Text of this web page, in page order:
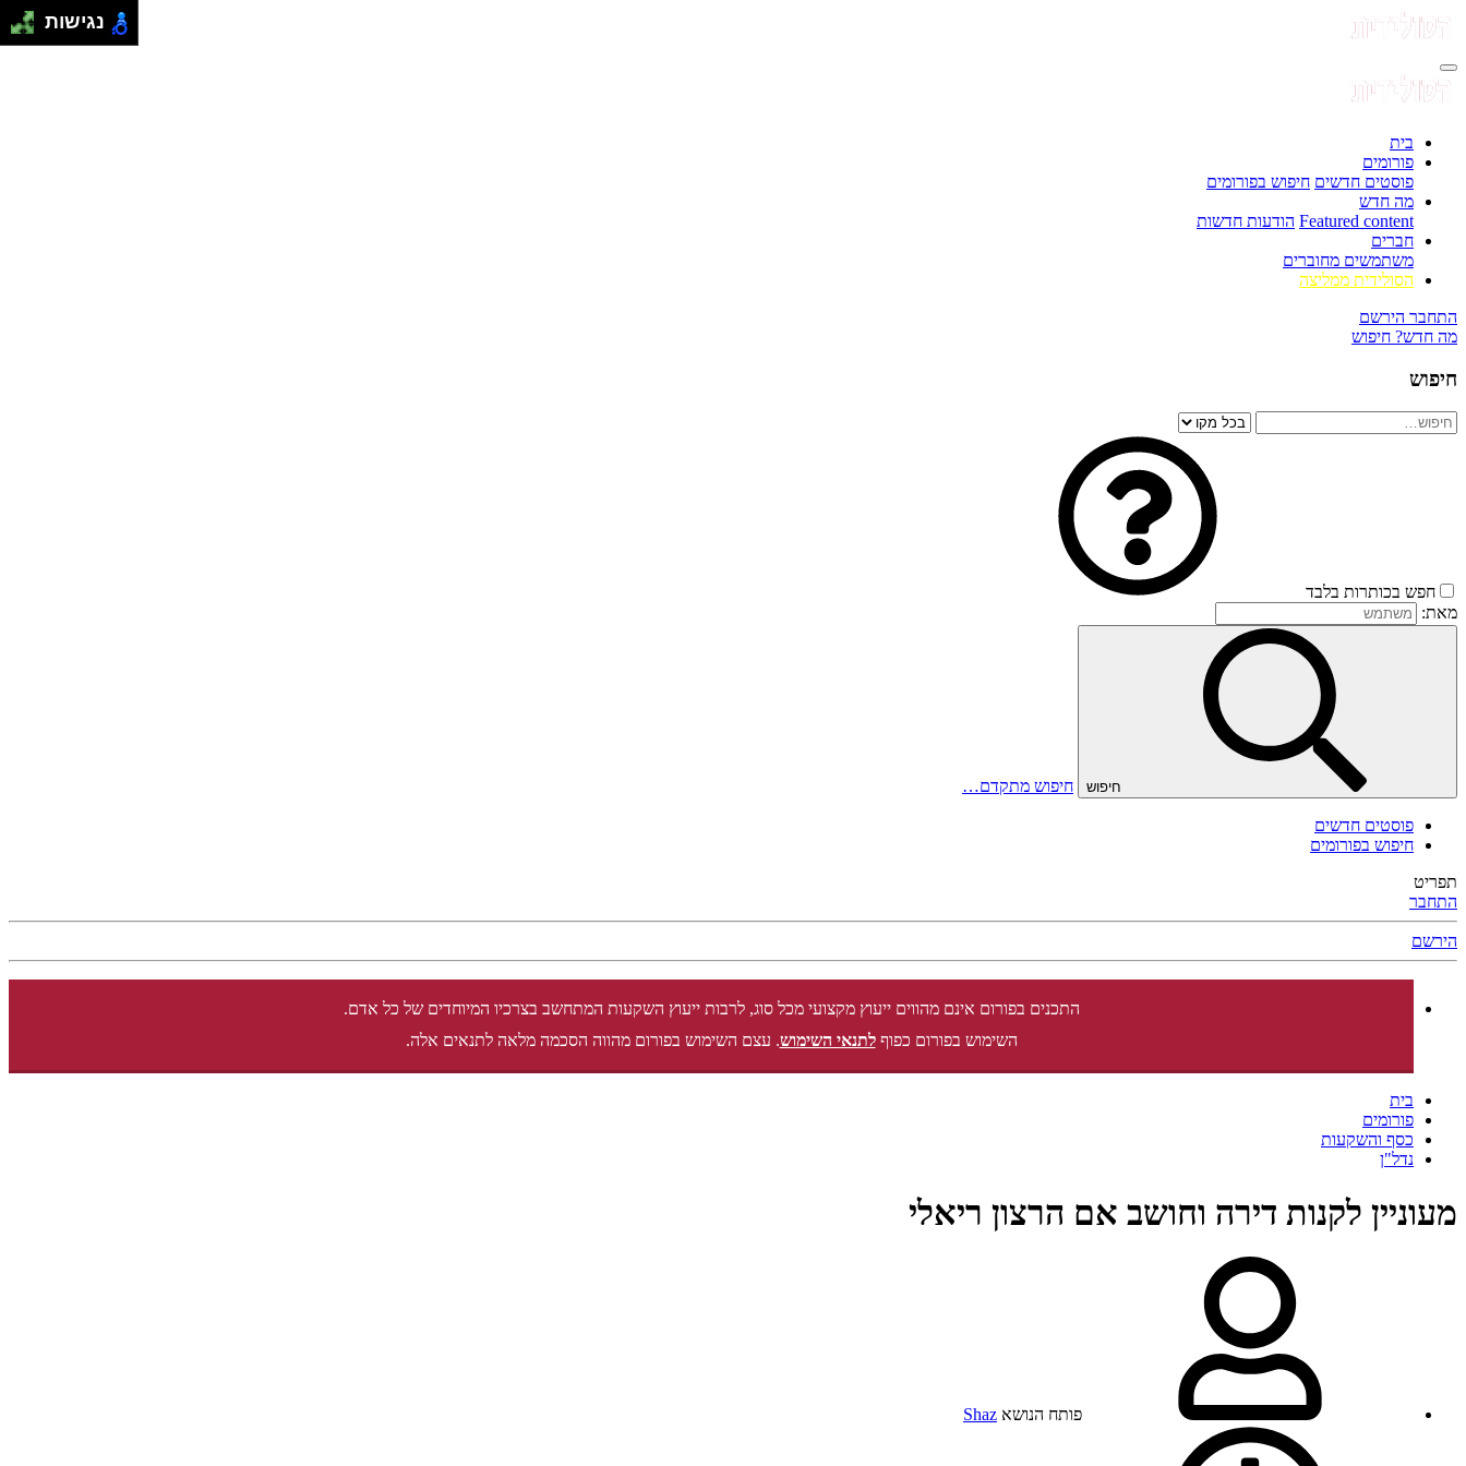
בית
פורומים
פוסטים חדשים חיפוש בפורומים
מה חדש
Featured content הודעות חדשות
חברים
משתמשים מחוברים
הסולידית ממליצה
התחבר הירשם
מה חדש? חיפוש
חיפוש
חפש בכותרות בלבד
מאת:
חיפוש חיפוש מתקדם…
פוסטים חדשים
חיפוש בפורומים
תפריט
התחבר
הירשם
התכנים בפורום אינם מהווים ייעוץ מקצועי מכל סוג, לרבות ייעוץ השקעות המתחשב בצרכיו המיוחדים של כל אדם.
השימוש בפורום כפוףלתנאי השימוש. עצם השימוש בפורום מהווה הסכמה מלאה לתנאים אלה.
בית
פורומים
כסף והשקעות
נדל"ן
מעוניין לקנות דירה וחושב אם הרצון ריאלי
פותח הנושא Shaz
נגישות